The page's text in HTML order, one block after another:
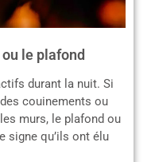
le plafond
durant la nuit. Si
couinements ou
murs, le plafond ou
signe qu’ils ont élu